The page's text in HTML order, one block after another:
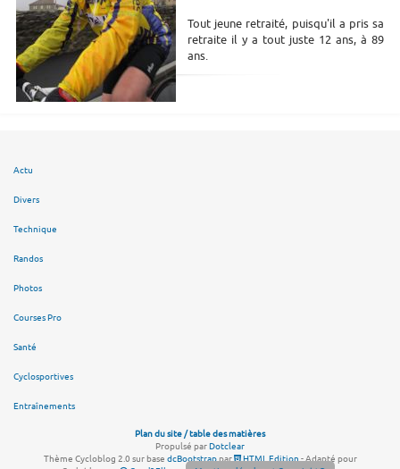
Tout jeune retraité, puisqu'il a pris sa
retraite il y a tout juste 12 ans, à 89
ans.
Actu
Divers
Technique
Randos
Photos
Courses Pro
Santé
Cyclosportives
Entraînements
Plan du site / table des matières
Propulsé parDotclear
Thème Cycloblog 2.0 sur base dcBootstrappar HTML Edition- Adapté pour